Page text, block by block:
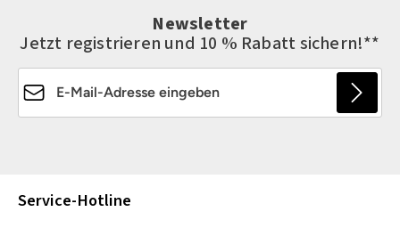
Newsletter
Jetzt registrieren und 10 % Rabatt sichern!**
Service-Hotline